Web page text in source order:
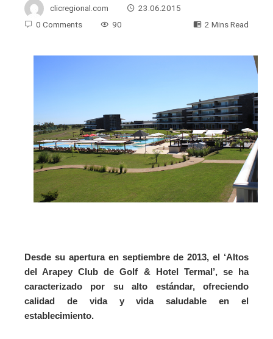
clicregional.com
23.06.2015
0 Comments
90 2 Mins Read
Desde su apertura en septiembre de 2013, el ‘Altos
del Arapey Club de Golf & Hotel Termal’, se ha
caracterizado por su alto estándar, ofreciendo
calidad de vida y vida saludable en el
establecimiento.